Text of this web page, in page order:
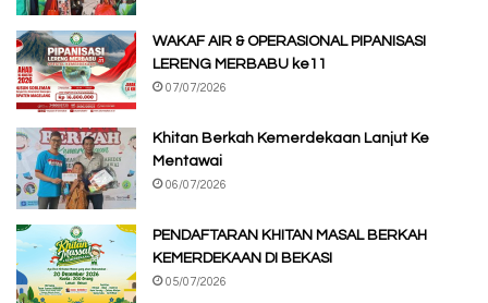
WAKAF AIR & OPERASIONAL PIPANISASI
LERENG MERBABU ke11
07/07/2026
Khitan Berkah Kemerdekaan Lanjut Ke
Mentawai
06/07/2026
PENDAFTARAN KHITAN MASAL BERKAH
KEMERDEKAAN DI BEKASI
05/07/2026